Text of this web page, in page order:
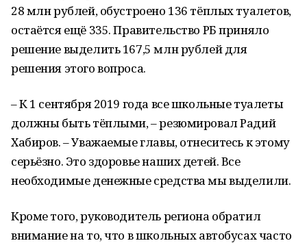
28 млн рублей, обустроено 136 тёплых туалетов,
остаётся ещё 335. Правительство РБ приняло
решение выделить 167,5 млн рублей для
решения этого вопроса.
– К 1 сентября 2019 года все школьные туалеты
должны быть тёплыми, – резюмировал Радий
Хабиров. – Уважаемые главы, отнеситесь к этому
серьёзно. Это здоровье наших детей. Все
необходимые денежные средства мы выделили.
Кроме того, руководитель региона обратил
внимание на то, что в школьных автобусах часто